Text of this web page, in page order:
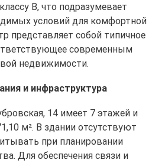
B, что подразумевает
условий для комфортной
представляет собой типичное
современным
недвижимости.
и инфраструктура
14 имеет 7 этажей и
м². В здании отсутствуют
при планировании
Для обеспечения связи и